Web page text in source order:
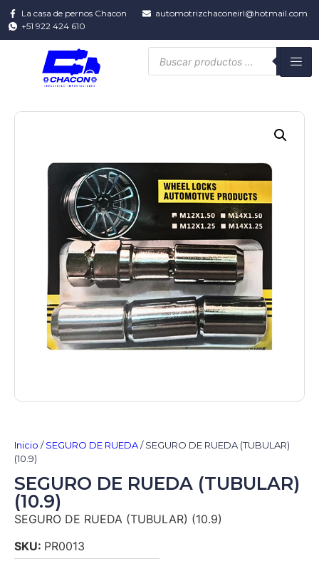
La casa de pernos Chacon
automotrizchaconeirl@hotmail.com
+51 922 424 610
Inicio /SEGURO DE RUEDA/ SEGURO DE RUEDA (TUBULAR)
(10.9)
SEGURO DE RUEDA (TUBULAR)
(10.9)
SEGURO DE RUEDA (TUBULAR) (10.9)
SKU: PR0013